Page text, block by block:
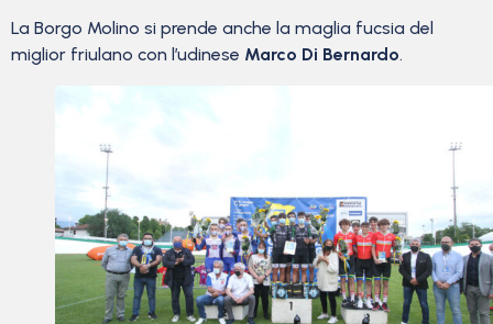
La Borgo Molino si prende anche la maglia fucsia del
miglior friulano con l’udinese Marco Di Bernardo.